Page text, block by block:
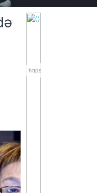
https://wa.me/